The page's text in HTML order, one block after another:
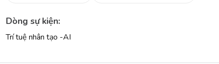
Dòng sự kiện:
Trí tuệ nhân tạo -AI